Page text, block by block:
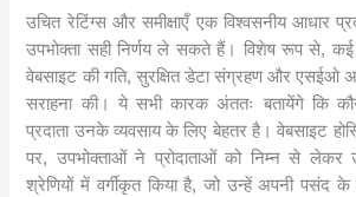
उचित रेटिंग्स और समीक्षाएँ एक विश्वसनीय आधार
उपभोक्ता सही निर्णय ले सकते हैं। विशेष रूप से,
वेबसाइट की गति, सुरक्षित डेटा संग्रहण और
सराहना की। ये सभी कारक अंततः बतायेंगे कि
प्रदाता उनके व्यवसाय के लिए बेहतर है। वेबसाइट
पर, उपभोक्ताओं ने प्रोदाताओं को निम्न से लेकर
श्रेणियों में वर्गीकृत किया है, जो उन्हें अपनी पसंद